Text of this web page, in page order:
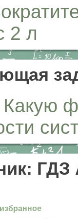
2 л
ГДЗ